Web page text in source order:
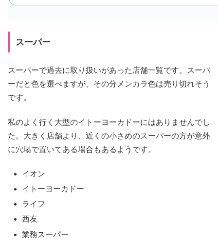
スーパー
スーパーで過去に取り扱いがあった店舗一覧です。スーパ
ーだと色を選べますが、その分メンカラ色は売り切れそう
です。
私のよく行く大型のイトーヨーカドーにはありませんでし
た。大きく店舗より、近くの小さめのスーパーの方が意外
に穴場で置いてある場合もあるようです。
イオン
イトーヨーカドー
ライフ
西友
業務スーパー